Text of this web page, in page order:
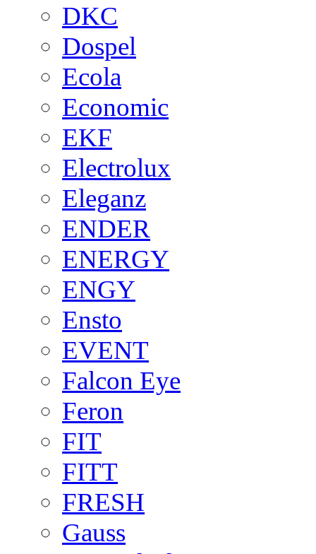
DKC
Dospel
Ecola
Economic
EKF
Electrolux
Eleganz
ENDER
ENERGY
ENGY
Ensto
EVENT
Falcon Eye
Feron
FIT
FITT
FRESH
Gauss